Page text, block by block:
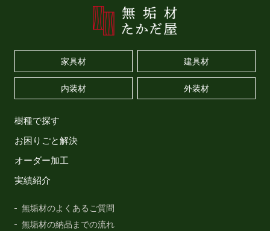
家具材 建具材
内装材 外装材
樹種で探す
お困りごと解決
オーダー加工
実績紹介
無垢材のよくあるご質問
無垢材の納品までの流れ